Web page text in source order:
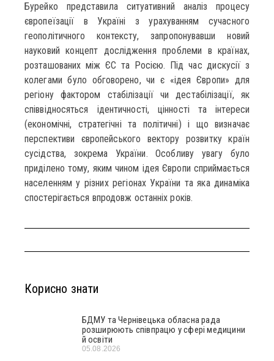
Бурейко представила ситуативний аналіз процесу
європеїзації в Україні з урахуванням сучасного
геополітичного контексту, запропонувавши новий
науковий концепт дослідження проблеми в країнах,
розташованих між ЄС та Росією. Під час дискусії з
колегами було обговорено, чи є «ідея Європи» для
регіону фактором стабілізації чи дестабілізації, як
співвідносяться ідентичності, цінності та інтереси
(економічні, стратегічні та політичні) і що визначає
перспективи європейського вектору розвитку країн
сусідства, зокрема України. Особливу увагу було
приділено тому, яким чином ідея Європи сприймається
населенням у різних регіонах України та яка динаміка
спостерігається впродовж останніх років.
Корисно знати
БДМУ та Чернівецька обласна рада
розширюють співпрацю у сфері медицини
й освіти
05.08.2026